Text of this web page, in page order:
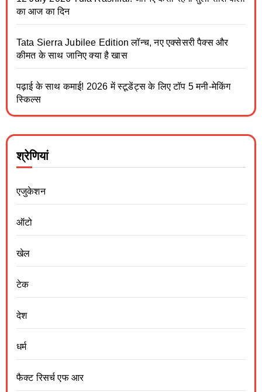
का आज का दिन
Tata Sierra Jubilee Edition लॉन्च, नए एक्सेसरी पैक्स और
कीमत के साथ जानिए क्या है खास
पढ़ाई के साथ कमाई! 2026 में स्टूडेंट्स के लिए टॉप 5 मनी-मेकिंग
स्किल्स
श्रेणियां
एजुकेशन
ऑटो
खेल
टेक
देश
धर्म
फैक्ट रिसर्च एफ आर